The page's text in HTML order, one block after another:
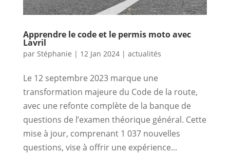
Apprendre le code et le permis moto avec
Lavril
par Stéphanie | 12 Jan 2024| actualités
Le 12 septembre 2023 marque une
transformation majeure du Code de la route,
avec une refonte complète de la banque de
questions de l’examen théorique général. Cette
mise à jour, comprenant 1 037 nouvelles
questions, vise à offrir une expérience...